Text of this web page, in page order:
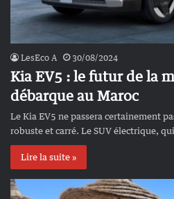
LesEco A 30/08/2024
Kia EV5 : le futur de la
débarque au Maroc
Le Kia EV5 ne passera certainement
robuste et carré. Le SUV électrique,
Lire la suite »